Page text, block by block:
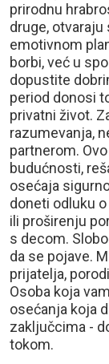
prirodnu
druge, otvaraju
emotivnom
borbi, već u
dopustite
period donosi
privatni život.
razumevanja,
partnerom.
budućnosti,
osećaja
doneti odluku
ili proširenju
s decom.
da se pojave.
prijatelja,
Osoba koja
osećanja koja
zaključcima -
tokom.